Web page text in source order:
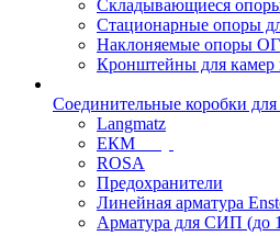
Складывающиеся
Стационарные опоры
Наклоняемые опоры
Кронштейны для камер
Соединительные коробки
Langmatz
ЕКМ
ROSA
Предохранители
Линейная арматура
Арматура для СИП (до